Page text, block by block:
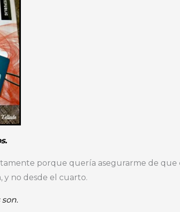
porque quería asegurarme de que
y no desde el cuarto.